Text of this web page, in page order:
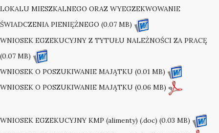
LOKALU MIESZKALNEGO ORAZ WYEGZEKWOWANIE
ŚWIADCZENIA PIENIĘŻNEGO (0.07 MB)
WNIOSEK EGZEKUCYJNY Z TYTUŁU NALEŻNOŚCI ZA PRACĘ
(0.07 MB)
WNIOSEK O POSZUKIWANIE MAJĄTKU (0.01 MB)
WNIOSEK O POSZUKIWANIE MAJĄTKU (0.06 MB)
WNIOSEK EGZEKUCYJNY KMP (alimenty) (.doc) (0.03 MB)